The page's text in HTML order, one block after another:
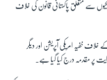
سے متعلق پاکستانی قانون کی خلاف
خفیہ امریکی آپریشن اور دیگر
پر مقدمہ درج کیا گیا ہے۔